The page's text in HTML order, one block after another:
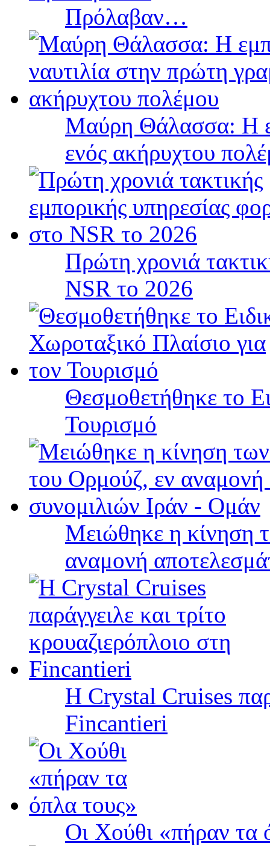
Πρόλαβαν…
Μαύρη Θάλασσα: Η
ενός ακήρυχτου
Πρώτη χρονιά
NSR το 2026
Θεσμοθετήθηκε το
Τουρισμό
Μειώθηκε η κίνηση
αναμονή
Η Crystal Cruises
Fincantieri
Οι Χούθι «πήραν τα